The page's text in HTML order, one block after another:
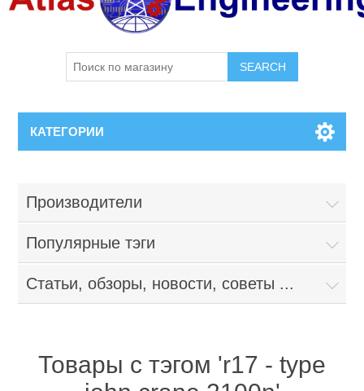
КАТЕГОРИИ
Производители
Популярные тэги
Статьи, обзоры, новости, советы ...
Товары с тэгом 'r17 - type